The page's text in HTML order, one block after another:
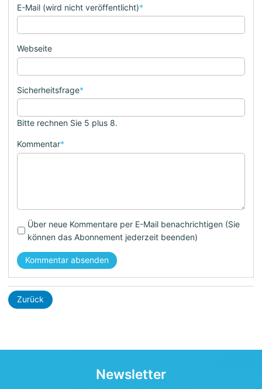
E-Mail (wird nicht veröffentlicht)*
Webseite
Sicherheitsfrage*
Bitte rechnen Sie 5 plus 8.
Kommentar*
Über neue Kommentare per E-Mail benachrichtigen (Sie
können das Abonnement jederzeit beenden)
Kommentar absenden
Zurück
Newsletter